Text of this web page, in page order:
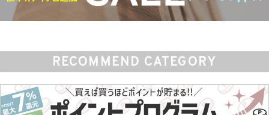
RECOMMEND CATEGORY